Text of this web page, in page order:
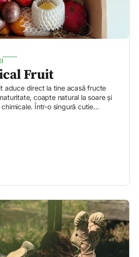
Fruit
aduce direct la tine acasă fructe
coapte natural la soare și
Într-o singură cutie...